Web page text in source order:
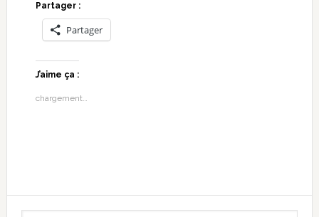
Partager :
Partager
J’aime ça :
chargement…